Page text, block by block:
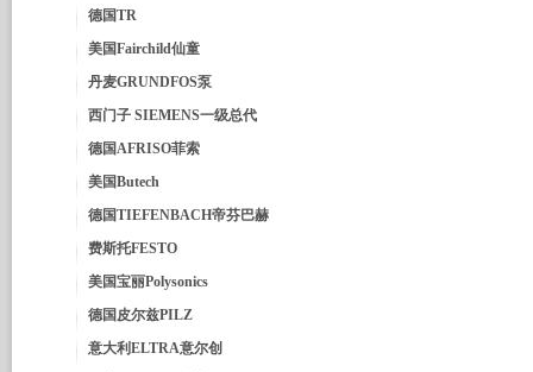
德国TR
美国Fairchild仙童
丹麦GRUNDFOS泵
西门子 SIEMENS一级总代
德国AFRISO菲索
美国Butech
德国TIEFENBACH帝芬巴赫
费斯托FESTO
美国宝丽Polysonics
德国皮尔兹PILZ
意大利ELTRA意尔创